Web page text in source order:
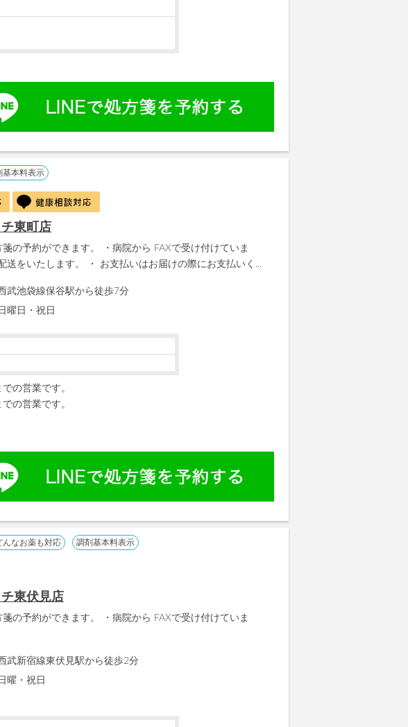
基本料表示
東町店
箋の予約ができます。 ・病院から FAXで受け付けていま
送をいたします。 ・ お支払いはお届けの際にお支払いく...
武池袋線保谷駅から徒歩7分
日曜日・祝日
の営業です。
の営業です。
んなお薬も対応 調剤基本料表示
東伏見店
箋の予約ができます。 ・病院から FAXで受け付けていま
武新宿線東伏見駅から徒歩2分
日曜・祝日